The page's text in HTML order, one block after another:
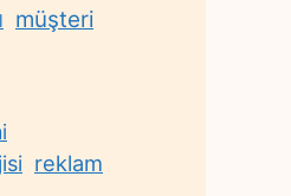
müşteri
reklam